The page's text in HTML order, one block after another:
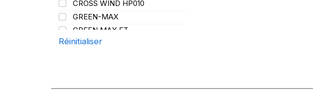
107/105
108
110
112
Y
CROSS WIND HP010
GREEN-MAX
GREEN MAX ET
GREEN MAX HP 010
Réinitialiser